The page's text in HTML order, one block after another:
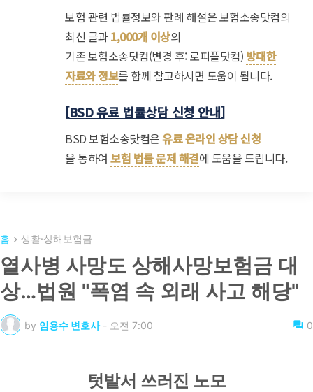
보험 관련 법률정보와 판례 해설은 보험소송닷컴의
최신 글과1,000개 이상의
기존 보험소송닷컴(변경 후: 로피플닷컴) 방대한
자료와 정보를 함께 참고하시면 도움이 됩니다.
[BSD 유료 법률상담 신청 안내]
BSD 보험소송닷컴은유료 온라인 상담 신청
을 통하여보험 법률 문제 해결에 도움을 드립니다.
홈 생활·상해보험금
열사병 사망도 상해사망보험금 대
상…법원 "폭염 속 외래 사고 해당"
by 임용수 변호사 - 오전 7:00 0
텃밭서 쓰러진 노모